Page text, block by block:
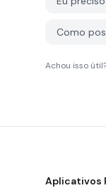
Como
Achou isso
Aplicativos